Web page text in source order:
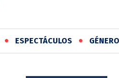
ESPECTÁCULOS GÉNERO